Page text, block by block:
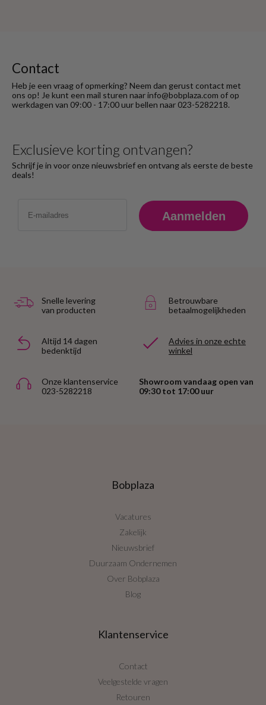
Contact
Heb je een vraag of opmerking? Neem dan gerust contact met
ons op! Je kunt een mail sturen naar info@bobplaza.com of op
werkdagen van 09:00 - 17:00 uur bellen naar 023-5282218.
Exclusieve korting ontvangen?
Schrijf je in voor onze nieuwsbrief en ontvang als eerste de beste
deals!
Aanmelden
Snelle levering
van producten
Betrouwbare
betaalmogelijkheden
Altijd 14 dagen
bedenktijd
Advies in onze echte
winkel
Onze klantenservice
023-5282218
Showroom vandaag open van
09:30 tot 17:00 uur
Bobplaza
Vacatures
Zakelijk
Nieuwsbrief
Duurzaam Ondernemen
Over Bobplaza
Blog
Klantenservice
Contact
Veelgestelde vragen
Retouren